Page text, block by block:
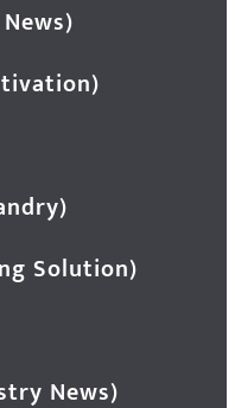
Solution)
News)